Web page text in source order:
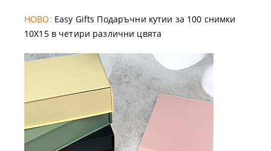
НОВО: Easy Gifts Подаръчни кутии за 100 снимки
10X15 в четири различни цвята